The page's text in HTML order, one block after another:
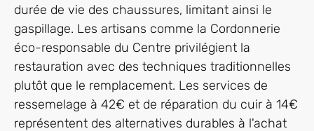
durée de vie des chaussures, limitant ainsi le
gaspillage. Les artisans comme la Cordonnerie
éco-responsable du Centre privilégient la
restauration avec des techniques traditionnelles
plutôt que le remplacement. Les services de
ressemelage à 42€ et de réparation du cuir à 14€
représentent des alternatives durables à l'achat